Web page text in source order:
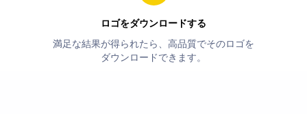
ロゴをダウンロードする
満足な結果が得られたら、高品質でそのロゴを
ダウンロードできます。